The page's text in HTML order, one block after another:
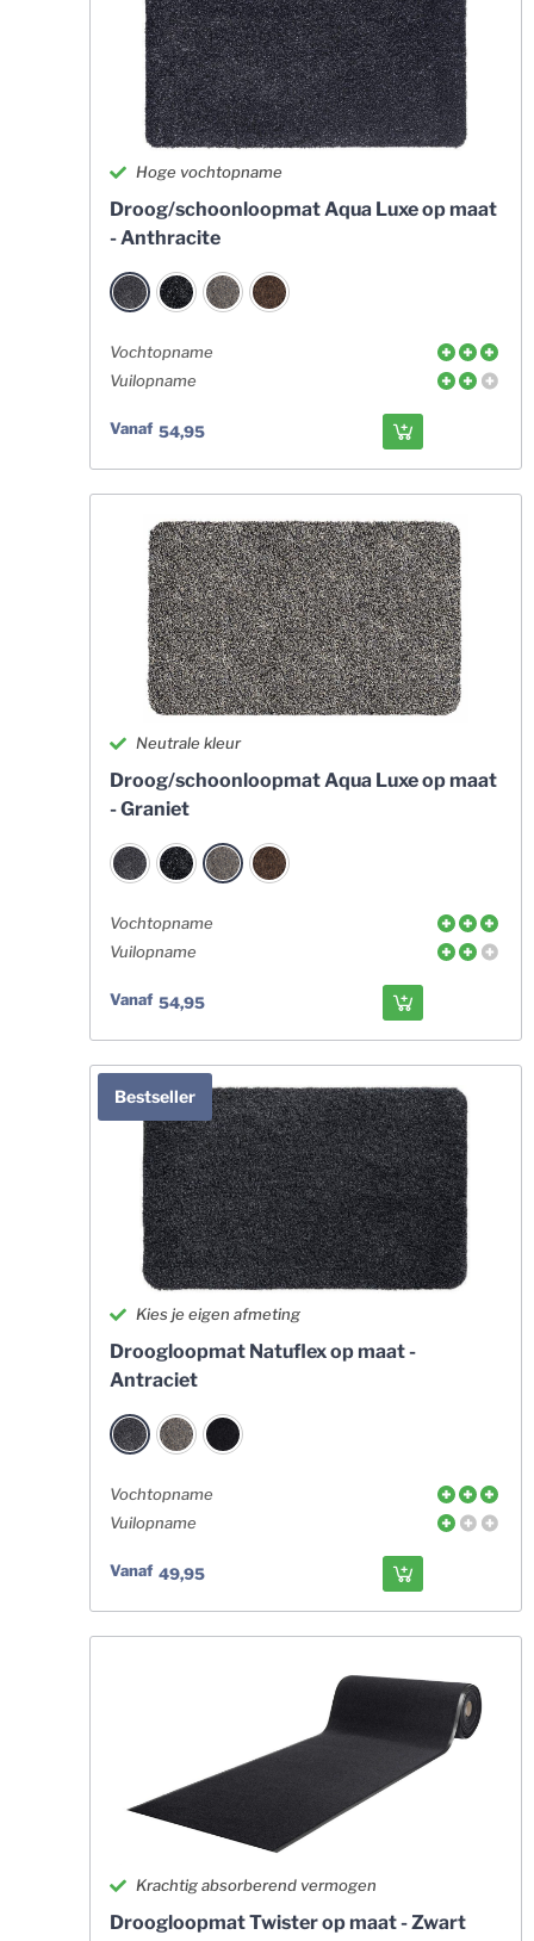
Hoge vochtopname
Droog/schoonloopmat Aqua Luxe op maat
- Anthracite
Vochtopname
Vuilopname
Vanaf 54,95
Neutrale kleur
Droog/schoonloopmat Aqua Luxe op maat
- Graniet
Vochtopname
Vuilopname
Vanaf 54,95
Bestseller
Kies je eigen afmeting
Droogloopmat Natuflex op maat -
Antraciet
Vochtopname
Vuilopname
Vanaf 49,95
Krachtig absorberend vermogen
Droogloopmat Twister op maat - Zwart